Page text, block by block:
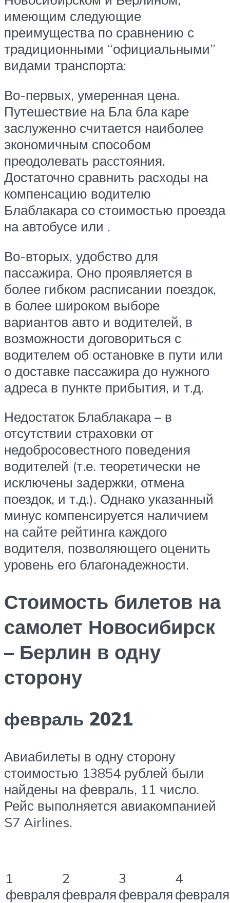
имеющим следующие
преимущества по сравнению с
традиционными “официальными”
видами транспорта:
Во-первых, умеренная цена.
Путешествие на Бла бла каре
заслуженно считается наиболее
экономичным способом
преодолевать раcстояния.
Достаточно сравнить расходы на
компенсацию водителю
Блаблакара со стоимостью проезда
на автобусе или .
Во-вторых, удобство для
пассажира. Оно проявляется в
более гибком расписании поездок,
в более широком выборе
вариантов авто и водителей, в
возможности договориться с
водителем об остановке в пути или
о доставке пассажира до нужного
адреса в пункте прибытия, и т.д.
Недостаток Блаблакара – в
отсутствии страховки от
недобросовестного поведения
водителей (т.е. теоретически не
исключены задержки, отмена
поездок, и т.д.). Однако указанный
минус компенсируется наличием
на сайте рейтинга каждого
водителя, позволяющего оценить
уровень его благонадежности.
Стоимость билетов на
самолет Новосибирск
– Берлин в одну
сторону
февраль 2021
Авиабилеты в одну сторону
стоимостью 13854 рублей были
найдены на февраль, 11 число.
Рейс выполняется авиакомпанией
S7 Airlines.
1
февраля
2
февраля
3
февраля
4
февраля